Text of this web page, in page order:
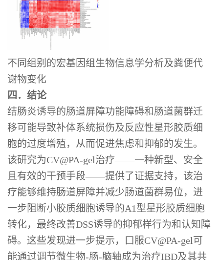
不同组别的宏基因组生物信息学分析及粪便代
谢物变化
四．结论
结肠炎诱导的肠道屏障功能障碍和肠道菌群迁
移可能导致补体系统损伤及反应性星形胶质细
胞的过度增殖，从而促进焦虑和抑郁的发生。
该研究为CV@PA-gel治疗——一种新型、安全
且有效的干预手段——提供了证据支持，该治
疗能够维持肠道屏障并减少肠道菌群易位，进
一步阻断小胶质细胞诱导的A1型星形胶质细胞
转化，最终改善DSS诱导的抑郁样行为和认知障
碍。这些发现进一步提示，口服CV@PA-gel可
能通过调节微生物-肠-脑轴成为治疗IBD及其共